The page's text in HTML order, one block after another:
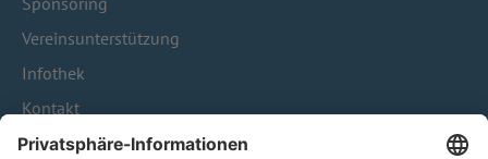
Vereinsunterstützung
Infothek
Kontakt